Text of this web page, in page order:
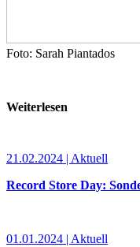
Foto: Sarah Piantados
Weiterlesen
21.02.2024 | Aktuell
Record Store Day:
01.01.2024 | Aktuell